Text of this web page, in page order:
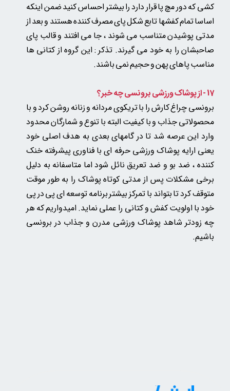
کشی که دور مچ پا قرار دارد را بیشتر احساس کنید ضمن اینکه
اساسا تمام کفشها تابع شکل پای مصرف کننده هستند و بعد از
مدتی پوشیدن متناسب می شوند ، جا می افتند و قالب پای
صاحبشان را به خود می گیرند. تذکر : این گروه از کتانی ها
مناسب پاهای پهن و حجیم نمی باشند.
17 - از پوشاک ورزشی برونسی چه خبر؟
برونسی چراغ کارش را با تریکوی مردانه و زنانه روشن کرد و با
محصولاتی جذاب و با کیفیت البته با تنوع و شمارگان محدود
وارد این عرصه شد تا در گامهای بعدی به هدف اصلی خود
یعنی ارایه پوشاک ورزشی حرفه ای با فناوری پیشرفته خنک
کننده ، ضد بو و ضد تعریق نائل شود اما متاسفانه به دلیل
برخی مشکلات پس از مدتی کوتاه پوشاک را به طور موقت
متوقف کرد تا بتواند با تمرکز بیشتر برنامه توسعه ای پی در پی
خود با اولویت کفش و کتانی را عملی نماید. امیدواریم که هر
چه زودتر شاهد پوشاک ورزشی مدرن و جذاب در برونسی
باشیم.